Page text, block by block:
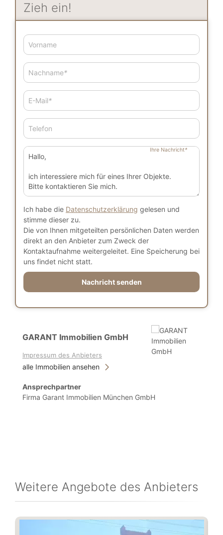
Zieh ein!
Vorname
Nachname*
E-Mail*
Telefon
Ihre Nachricht*
Ich habe die Datenschutzerklärung gelesen und
stimme dieser zu.
Die von Ihnen mitgeteilten persönlichen Daten werden
direkt an den Anbieter zum Zweck der
Kontaktaufnahme weitergeleitet. Eine Speicherung bei
uns findet nicht statt.
Nachricht senden
GARANT Immobilien GmbH
Impressum des Anbieters
alle Immobilien ansehen
Ansprechpartner
Firma Garant Immobilien München GmbH
Weitere Angebote des Anbieters